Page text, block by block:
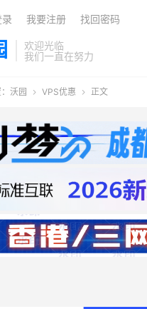
欢迎光临
我们一直在努力
我要注册 找回密码
沃园  VPS优惠  正文